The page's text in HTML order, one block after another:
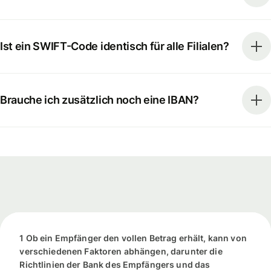
Ist ein SWIFT-Code identisch für alle Filialen?
Brauche ich zusätzlich noch eine IBAN?
1 Ob ein Empfänger den vollen Betrag erhält, kann von
verschiedenen Faktoren abhängen, darunter die
Richtlinien der Bank des Empfängers und das